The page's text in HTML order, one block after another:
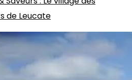
de Leucate